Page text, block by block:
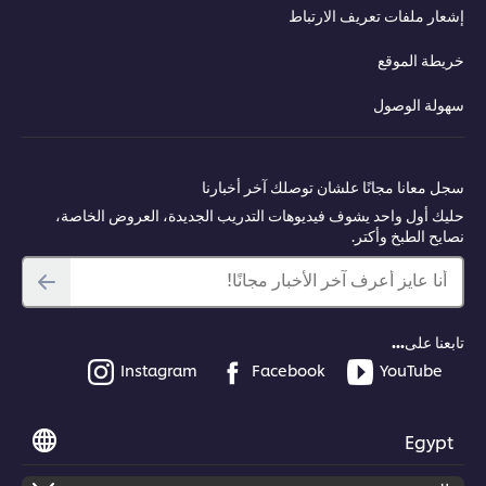
الفصل الثالث. الحد من التعقيد
This video player may use cookies or other
02:47
إشعار ملفات تعريف الارتباط
خريطة الموقع
سهولة الوصول
سجل معانا مجانًا علشان توصلك آخر أخبارنا
حليك أول واحد يشوف فيديوهات التدريب الجديدة، العروض الخاصة،
نصايح الطبخ وأكتر.
أنا عايز أعرف آخر الأخبار مجانًا!
تابعنا على...
YouTube
Facebook
Instagram
Egypt